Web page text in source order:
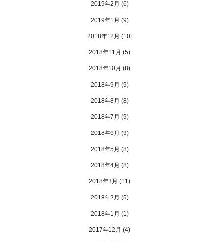
2019年2月 (6)
2019年1月 (9)
2018年12月 (10)
2018年11月 (5)
2018年10月 (8)
2018年9月 (9)
2018年8月 (8)
2018年7月 (9)
2018年6月 (9)
2018年5月 (8)
2018年4月 (8)
2018年3月 (11)
2018年2月 (5)
2018年1月 (1)
2017年12月 (4)